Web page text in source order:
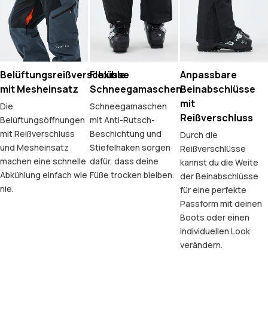
Belüftungsreißverschlüsse
mit Mesheinsatz
Die
Belüftungsöffnungen
mit Reißverschluss
und Mesheinsatz
machen eine schnelle
Abkühlung einfach wie
nie.
Flexible
Schneegamaschen
Schneegamaschen
mit Anti-Rutsch-
Beschichtung und
Stiefelhaken sorgen
dafür, dass deine
Füße trocken bleiben.
Anpassbare
Beinabschlüsse
mit
Reißverschluss
Durch die
Reißverschlüsse
kannst du die Weite
der Beinabschlüsse
für eine perfekte
Passform mit deinen
Boots oder einen
individuellen Look
verändern.